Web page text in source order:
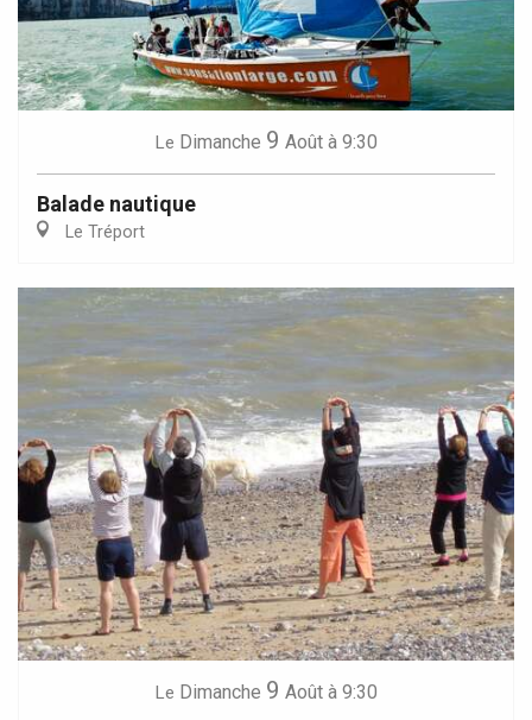
Le Dimanche 9 Août à 9:30
Balade nautique
Le Tréport
Le Dimanche 9 Août à 9:30